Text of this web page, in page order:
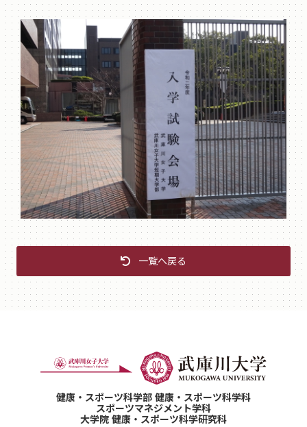
一覧へ戻る
健康・スポーツ科学部 健康・スポーツ科学科
スポーツマネジメント学科
大学院 健康・スポーツ科学研究科